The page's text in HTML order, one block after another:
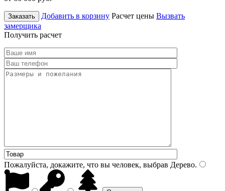
Заказать Добавить в корзину Расчет цены Вызвать
замерщика
Получить расчет
Пожалуйста, докажите, что вы человек, выбрав Дерево.